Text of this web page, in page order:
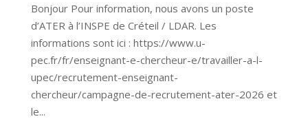
Bonjour Pour information, nous avons un poste
d’ATER à l’INSPE de Créteil / LDAR. Les
informations sont ici : https://www.u-
pec.fr/fr/enseignant-e-chercheur-e/travailler-a-l-
upec/recrutement-enseignant-
chercheur/campagne-de-recrutement-ater-2026 et
le...